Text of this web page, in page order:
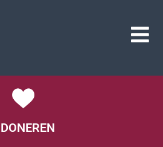
DONEREN